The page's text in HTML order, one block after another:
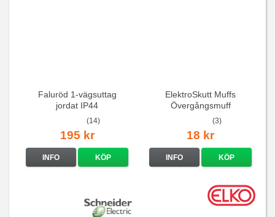
Faluröd 1-vägsuttag
jordat IP44
(14)
195 kr
INFO KÖP
ElektroSkutt Muffs
Övergångsmuff
(3)
18 kr
INFO KÖP